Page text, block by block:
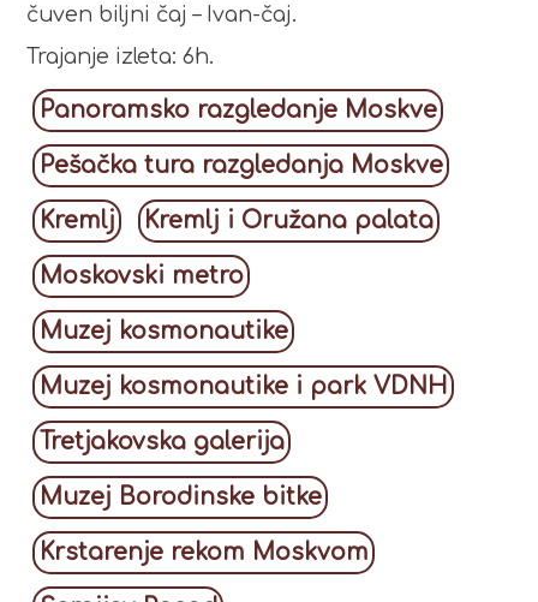
čuven biljni čaj – Ivan-čaj.
Trajanje izleta: 6h.
Panoramsko razgledanje Moskve
Pešačka tura razgledanja Moskve
Kremlj Kremlj i Oružana palata
Moskovski metro
Muzej kosmonautike
Muzej kosmonautike i park VDNH
Tretjakovska galerija
Muzej Borodinske bitke
Krstarenje rekom Moskvom